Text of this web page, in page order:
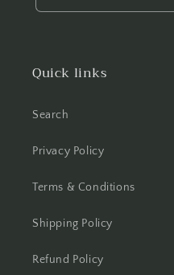
Quick links
Search
Privacy Policy
Terms & Conditions
Shipping Policy
Refund Policy